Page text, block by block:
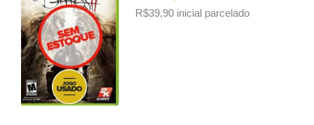
R$39,90 inicial parcelado